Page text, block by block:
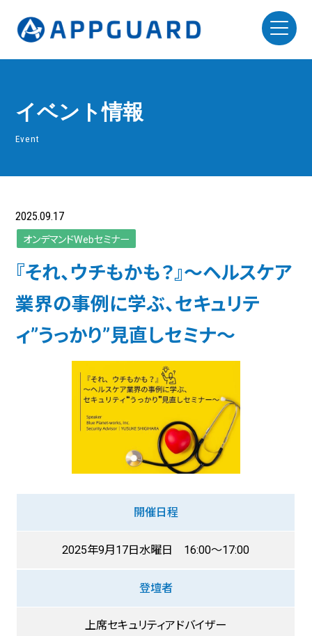
イベント情報
Event
2025.09.17
オンデマンドWebセミナー
『それ、ウチもかも？』～ヘルスケア
業界の事例に学ぶ、セキュリテ
ィ”うっかり”見直しセミナ～
開催日程
2025年9月17日水曜日 16:00～17:00
登壇者
上席セキュリティアドバイザー